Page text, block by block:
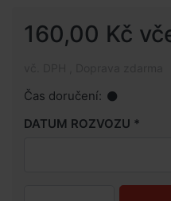
160,00 Kč
Čas doručení:
DATUM ROZVOZU